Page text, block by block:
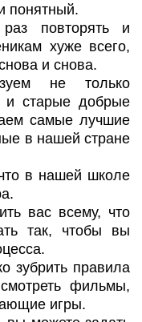
понятный.
повторять и
хуже всего,
и снова.
не только
и старые добрые
самые лучшие
в нашей стране
в нашей школе
вас всему, что
так, чтобы вы
зубрить правила
фильмы,
игры.